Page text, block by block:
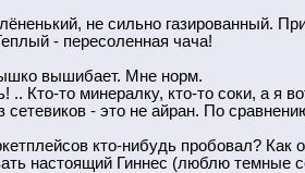
не сильно газированный.
- пересоленная чача!
вышибает. Мне норм.
.. Кто-то минералку, кто-то соки, а я
сетевиков - это не айран. По
кто-нибудь пробовал? Как
настоящий Гиннес (люблю темные